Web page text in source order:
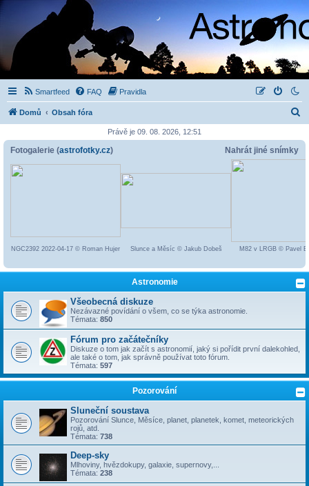
Smartfeed FAQ Pravidla
Domů Obsah fóra
e
d
Právě je 09. 08. 2026, 12:51
Fotogalerie (astrofotky.cz) Nahrát jiné snímky
NGC2392 2022-04-17 © Roman Hujer Slunce a Měsíc © Jakub Dobeš M82 v LRGB © Pavel
Astronomie
Všeobecná diskuze
Nezávazné povídání o všem, co se týka astronomie.
Témata: 850
Fórum pro začátečníky
Diskuze o tom jak začít s astronomií, jaký si pořídit první dalekohled,
ale také o tom, jak správně používat toto fórum.
Témata: 597
Pozorování
Sluneční soustava
Pozorování Slunce, Měsíce, planet, planetek, komet, meteorických
rojů, atd.
Témata: 738
Deep-sky
Mlhoviny, hvězdokupy, galaxie, supernovy,...
Témata: 238